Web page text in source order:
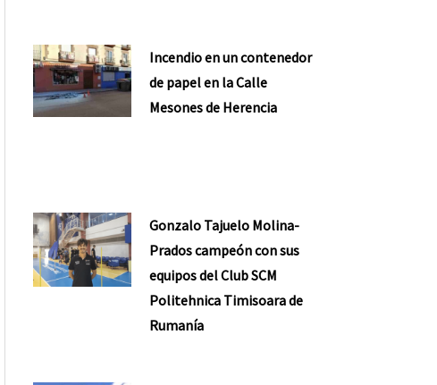
Incendio en un contenedor
de papel en la Calle
Mesones de Herencia
Gonzalo Tajuelo Molina-
Prados campeón con sus
equipos del Club SCM
Politehnica Timisoara de
Rumanía